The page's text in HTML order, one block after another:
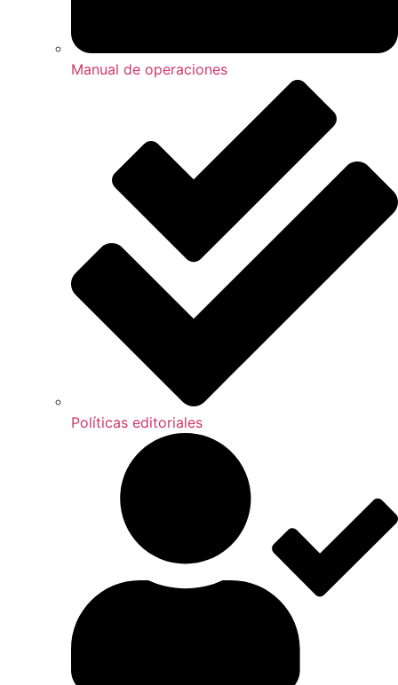
Manual de operaciones
Políticas editoriales